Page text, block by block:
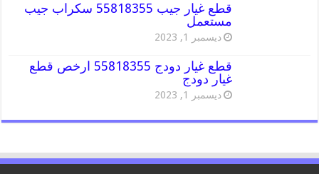
قطع غيار جيب 55818355 سكراب جيب
مستعمل
ديسمبر 1, 2023
قطع غيار دودج 55818355 ارخص قطع
غيار دودج
ديسمبر 1, 2023